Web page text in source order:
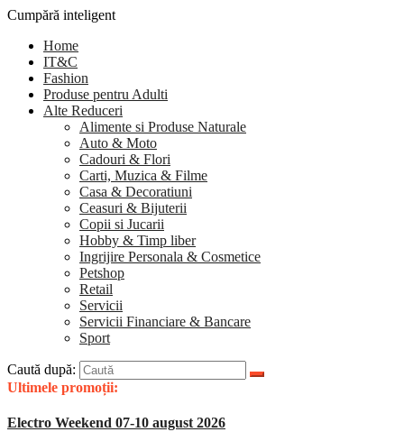
Cumpără inteligent
Home
IT&C
Fashion
Produse pentru Adulti
Alte Reduceri
Alimente si Produse Naturale
Auto & Moto
Cadouri & Flori
Carti, Muzica & Filme
Casa & Decoratiuni
Ceasuri & Bijuterii
Copii si Jucarii
Hobby & Timp liber
Ingrijire Personala & Cosmetice
Petshop
Retail
Servicii
Servicii Financiare & Bancare
Sport
Caută după:
Ultimele promoții:
Electro Weekend 07-10 august 2026